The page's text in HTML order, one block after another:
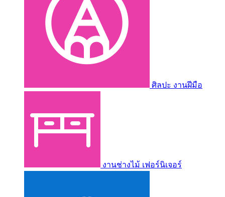
ศิลปะ งานฝีมือ
งานช่างไม้ เฟอร์นิเจอร์